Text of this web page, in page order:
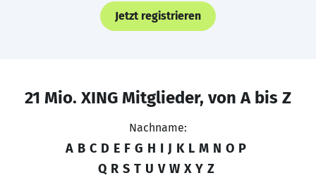
Jetzt registrieren
21 Mio. XING Mitglieder, von A bis Z
Nachname:
A B C D E F G H I J K L M N O P
Q R S T U V W X Y Z